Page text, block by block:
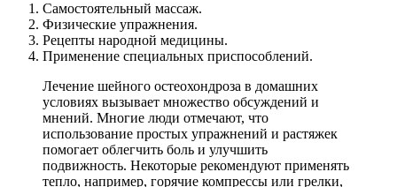
Самостоятельный массаж.
Физические упражнения.
Рецепты народной медицины.
Применение специальных приспособлений.
Лечение шейного остеохондроза в домашних
условиях вызывает множество обсуждений и
мнений. Многие люди отмечают, что
использование простых упражнений и растяжек
помогает облегчить боль и улучшить
подвижность. Некоторые рекомендуют применять
тепло, например, горячие компрессы или грелки,